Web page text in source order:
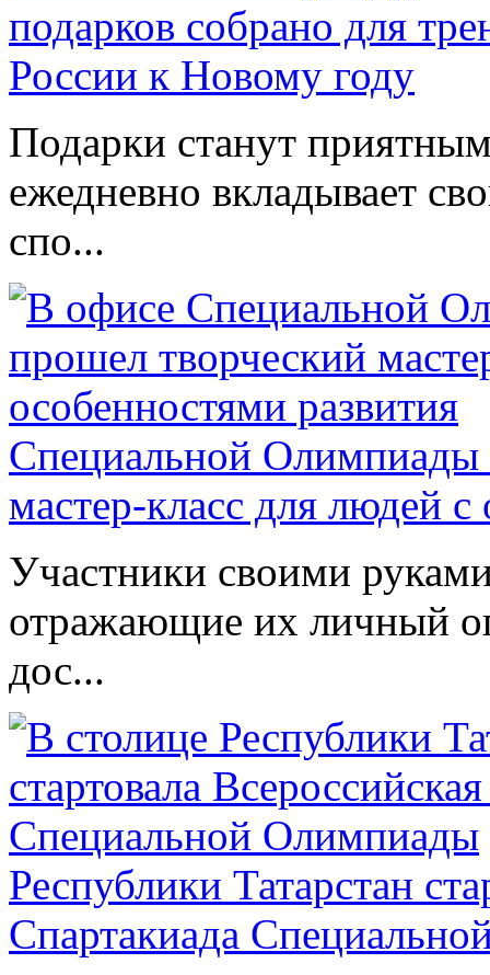
подарков собрано для
России к Новому году
Подарки станут
ежедневно вкладывает
спо...
Специальной Олимпиады
мастер-класс для людей
Участники своими
отражающие их личный
дос...
Республики Татарстан
Спартакиада